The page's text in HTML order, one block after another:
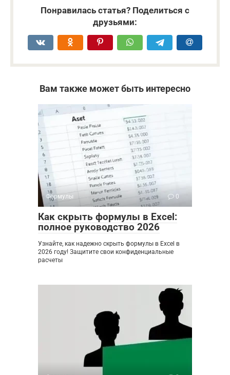
Понравилась статья? Поделиться с
друзьями:
Вам также может быть интересно
Формулы 0
Как скрыть формулы в Excel:
полное руководство 2026
Узнайте, как надежно скрыть формулы в Excel в
2026 году! Защитите свои конфиденциальные
расчеты